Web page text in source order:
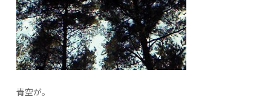
青空が。